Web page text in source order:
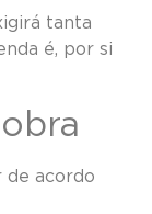
tanta
é, por si
de acordo